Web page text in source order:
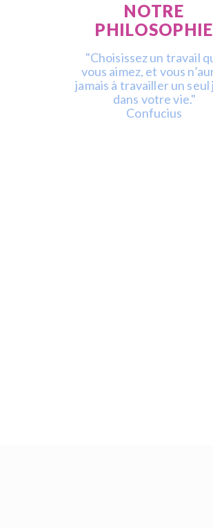
NOTRE
PHILOSOPHIE
"Choisissez un travail
vous aimez, et vous
jamais à travailler un
dans votre vie."
Confucius